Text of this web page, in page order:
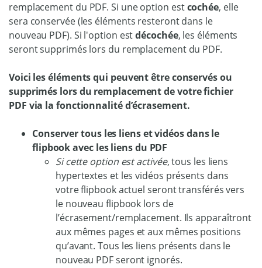
remplacement du PDF. Si une option estcochée, elle
sera conservée (les éléments resteront dans le
nouveau PDF). Si l'option estdécochée, les éléments
seront supprimés lors du remplacement du PDF.
Voici les éléments qui peuvent être conservés ou
supprimés lors du remplacement de votre fichier
PDF via la fonctionnalité d’écrasement.
Conserver tous les liens et vidéos dans le
flipbook avec les liens du PDF
Si cette option est activée, tous les liens
hypertextes et les vidéos présents dans
votre flipbook actuel seront transférés vers
le nouveau flipbook lors de
l’écrasement/remplacement. Ils apparaîtront
aux mêmes pages et aux mêmes positions
qu’avant. Tous les liens présents dans le
nouveau PDF seront ignorés.